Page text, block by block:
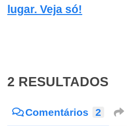
lugar. Veja só!
2 RESULTADOS
Comentários 2